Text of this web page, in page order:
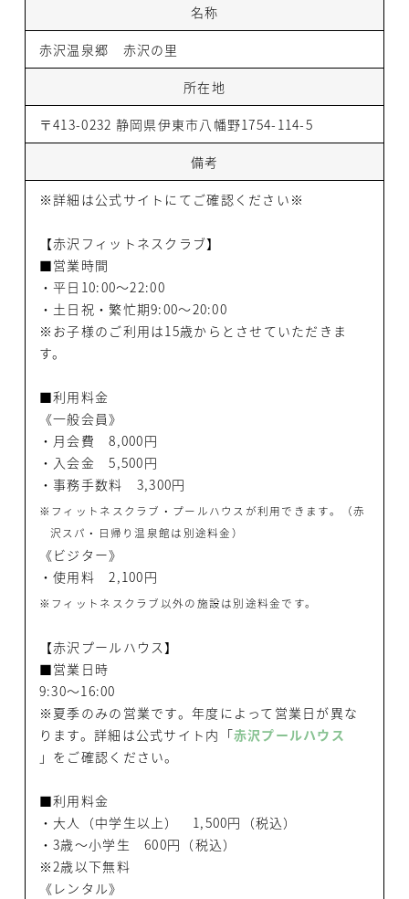
名称
赤沢温泉郷 赤沢の里
所在地
〒413-0232 静岡県伊東市八幡野1754-114-5
備考
※詳細は公式サイトにてご確認ください※
【赤沢フィットネスクラブ】
■営業時間
・平日10:00〜22:00
・土日祝・繁忙期9:00〜20:00
※お子様のご利用は15歳からとさせていただきま
す。
■利用料金
《一般会員》
・月会費 8,000円
・入会金 5,500円
・事務手数料 3,300円
※フィットネスクラブ・プールハウスが利用できます。（赤
沢スパ・日帰り温泉館は別途料金）
《ビジター》
・使用料 2,100円
※フィットネスクラブ以外の施設は別途料金です。
【赤沢プールハウス】
■営業日時
9:30～16:00
※夏季のみの営業です。年度によって営業日が異な
ります。詳細は公式サイト内「赤沢プールハウス
」をご確認ください。
■利用料金
・大人（中学生以上） 1,500円（税込）
・3歳〜小学生 600円（税込）
※2歳以下無料
《レンタル》